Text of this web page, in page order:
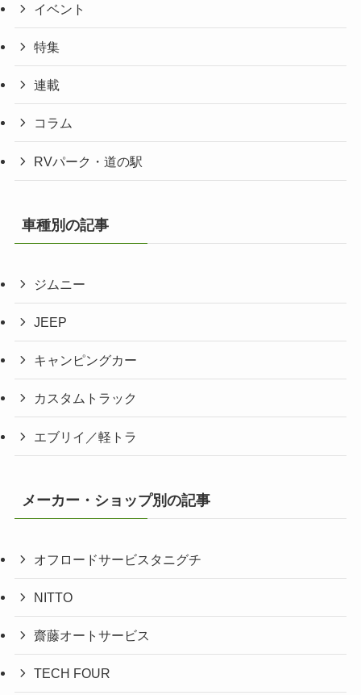
イベント
特集
連載
コラム
RVパーク・道の駅
車種別の記事
ジムニー
JEEP
キャンピングカー
カスタムトラック
エブリイ／軽トラ
メーカー・ショップ別の記事
オフロードサービスタニグチ
NITTO
齋藤オートサービス
TECH FOUR